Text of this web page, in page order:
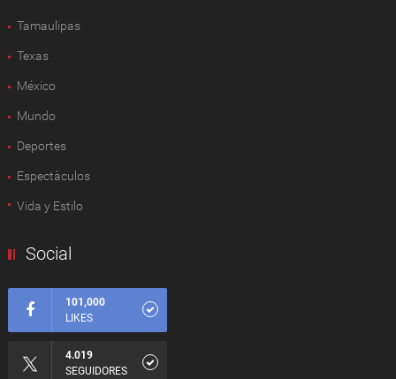
Tamaulipas
Texas
México
Mundo
Deportes
Espectàculos
Vida y Estilo
Social
101,000
LIKES
4.019
SEGUIDORES